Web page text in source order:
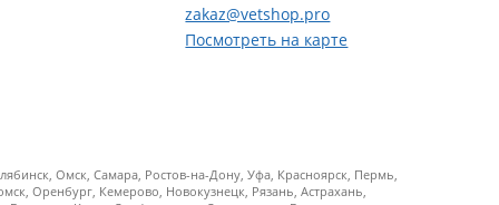
zakaz@vetshop.pro
Посмотреть на карте
Омск, Самара, Ростов-на-Дону, Уфа, Красноярск, Пермь,
Оренбург, Кемерово, Новокузнецк, Рязань, Астрахань,